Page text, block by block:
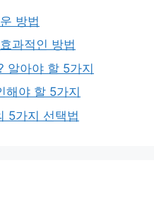
방법
과적인 방법
알아야 할 5가지
해야 할 5가지
5가지 선택법